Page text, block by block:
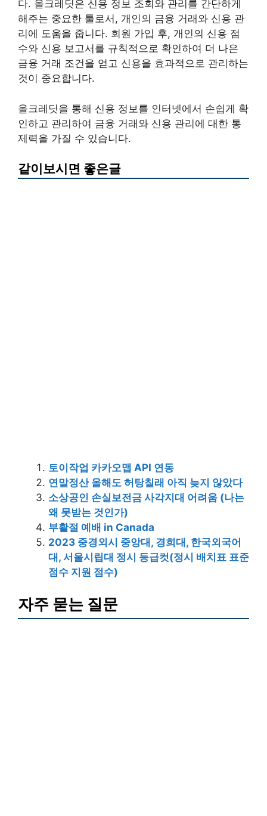
다. 올크레딧은 신용 정보 조회와 관리를 간단하게
해주는 중요한 툴로서, 개인의 금융 거래와 신용 관
리에 도움을 줍니다. 회원 가입 후, 개인의 신용 점
수와 신용 보고서를 규칙적으로 확인하여 더 나은
금융 거래 조건을 얻고 신용을 효과적으로 관리하는
것이 중요합니다.
올크레딧을 통해 신용 정보를 인터넷에서 손쉽게 확
인하고 관리하여 금융 거래와 신용 관리에 대한 통
제력을 가질 수 있습니다.
같이보시면 좋은글
토이작업 카카오맵 API 연동
연말정산 올해도 허탕칠래 아직 늦지 않았다
소상공인 손실보전금 사각지대 어려움 (나는
왜 못받는 것인가)
부활절 예배 in Canada
2023 중경외시 중앙대, 경희대, 한국외국어
대, 서울시립대 정시 등급컷(정시 배치표 표준
점수 지원 점수)
자주 묻는 질문